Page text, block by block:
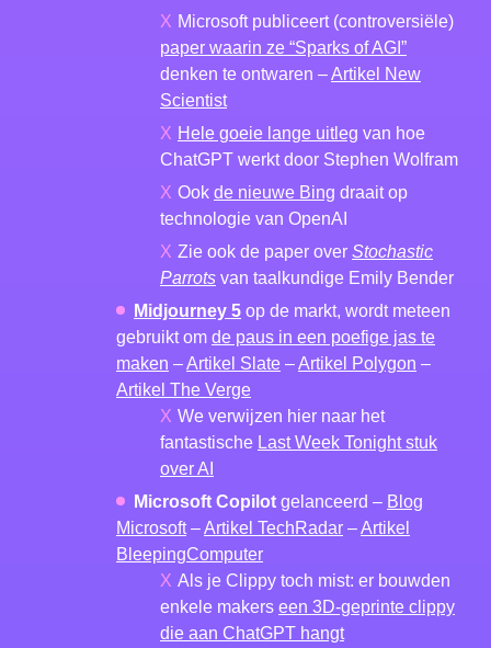
Microsoft publiceert (controversiële)
paper waarin ze “Sparks of AGI”
denken te ontwaren –Artikel New
Scientist
Hele goeie lange uitleg van hoe
ChatGPT werkt door Stephen Wolfram
Ook de nieuwe Bing draait op
technologie van OpenAI
Zie ook de paper over Stochastic
Parrots van taalkundige Emily Bender
Midjourney 5 op de markt, wordt meteen
gebruikt om de paus in een poefige jas te
maken –Artikel Slate –Artikel Polygon –
Artikel The Verge
We verwijzen hier naar het
fantastische Last Week Tonight stuk
over AI
Microsoft Copilot gelanceerd – Blog
Microsoft–Artikel TechRadar –Artikel
BleepingComputer
Als je Clippy toch mist: er bouwden
enkele makers een 3D-geprinte clippy
die aan ChatGPT hangt